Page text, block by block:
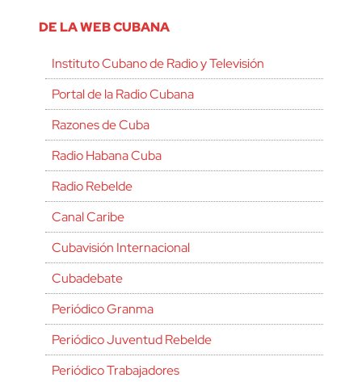
DE LA WEB CUBANA
Instituto Cubano de Radio y Televisión
Portal de la Radio Cubana
Razones de Cuba
Radio Habana Cuba
Radio Rebelde
Canal Caribe
Cubavisión Internacional
Cubadebate
Periódico Granma
Periódico Juventud Rebelde
Periódico Trabajadores